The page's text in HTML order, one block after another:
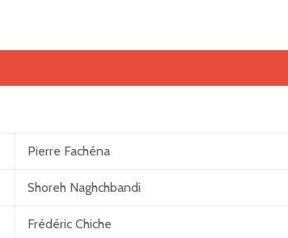
Pierre Fachéna
Shoreh Naghchbandi
Frédéric Chiche